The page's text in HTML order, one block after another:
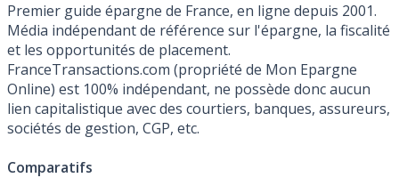
Premier guide épargne de France, en ligne depuis 2001.
Média indépendant de référence sur l'épargne, la fiscalité
et les opportunités de placement.
FranceTransactions.com (propriété de Mon Epargne
Online) est 100% indépendant, ne possède donc aucun
lien capitalistique avec des courtiers, banques, assureurs,
sociétés de gestion, CGP, etc.
Comparatifs